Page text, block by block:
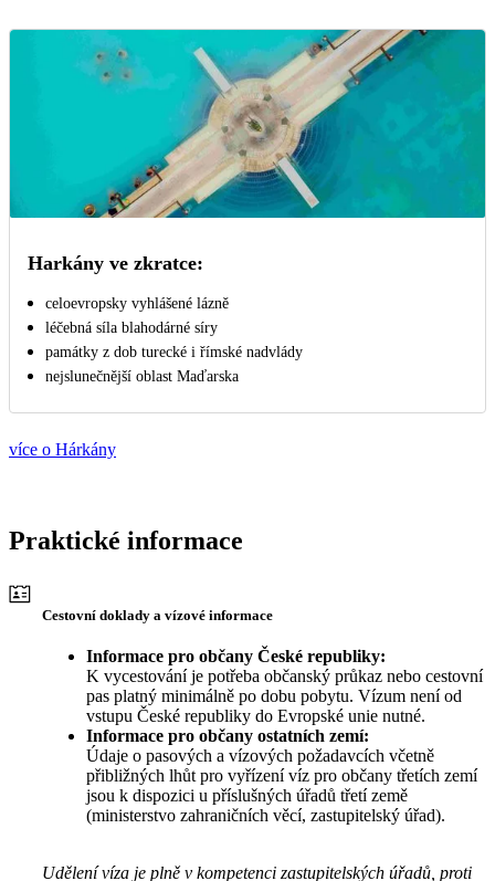
Harkány ve zkratce:
celoevropsky vyhlášené lázně
léčebná síla blahodárné síry
památky z dob turecké i římské nadvlády
nejslunečnější oblast Maďarska
více o Hárkány
Praktické informace
Cestovní doklady a vízové informace
Informace pro občany České republiky:
K vycestování je potřeba občanský průkaz nebo cestovní
pas platný minimálně po dobu pobytu. Vízum není od
vstupu České republiky do Evropské unie nutné.
Informace pro občany ostatních zemí:
Údaje o pasových a vízových požadavcích včetně
přibližných lhůt pro vyřízení víz pro občany třetích zemí
jsou k dispozici u příslušných úřadů třetí země
(ministerstvo zahraničních věcí, zastupitelský úřad).
Udělení víza je plně v kompetenci zastupitelských úřadů, proti